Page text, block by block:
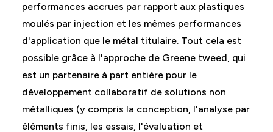
performances accrues par rapport aux plastiques
moulés par injection et les mêmes performances
d'application que le métal titulaire. Tout cela est
possible grâce à l'approche de Greene tweed, qui
est un partenaire à part entière pour le
développement collaboratif de solutions non
métalliques (y compris la conception, l'analyse par
éléments finis, les essais, l'évaluation et